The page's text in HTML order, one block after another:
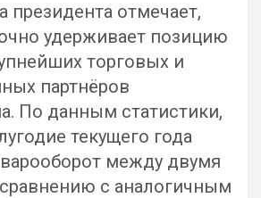
президента отмечает,
удерживает позицию
торговых и
партнёров
По данным статистики,
текущего года
между двумя
с аналогичным